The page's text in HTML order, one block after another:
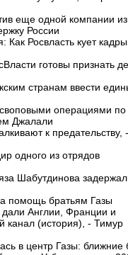
еще одной компании из
России
Как Росвласть кует
готовы признать
странам ввести
операциями по
Джалали
к предательству, -
одного из отрядов
Шабутдинова
помощь братьям Газы
Англии, Франции и
канал (история), - Тимур
в центр Газы: ближние